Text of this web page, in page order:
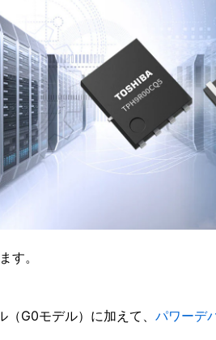
す。
G0モデル）に加えて、 パワーデ